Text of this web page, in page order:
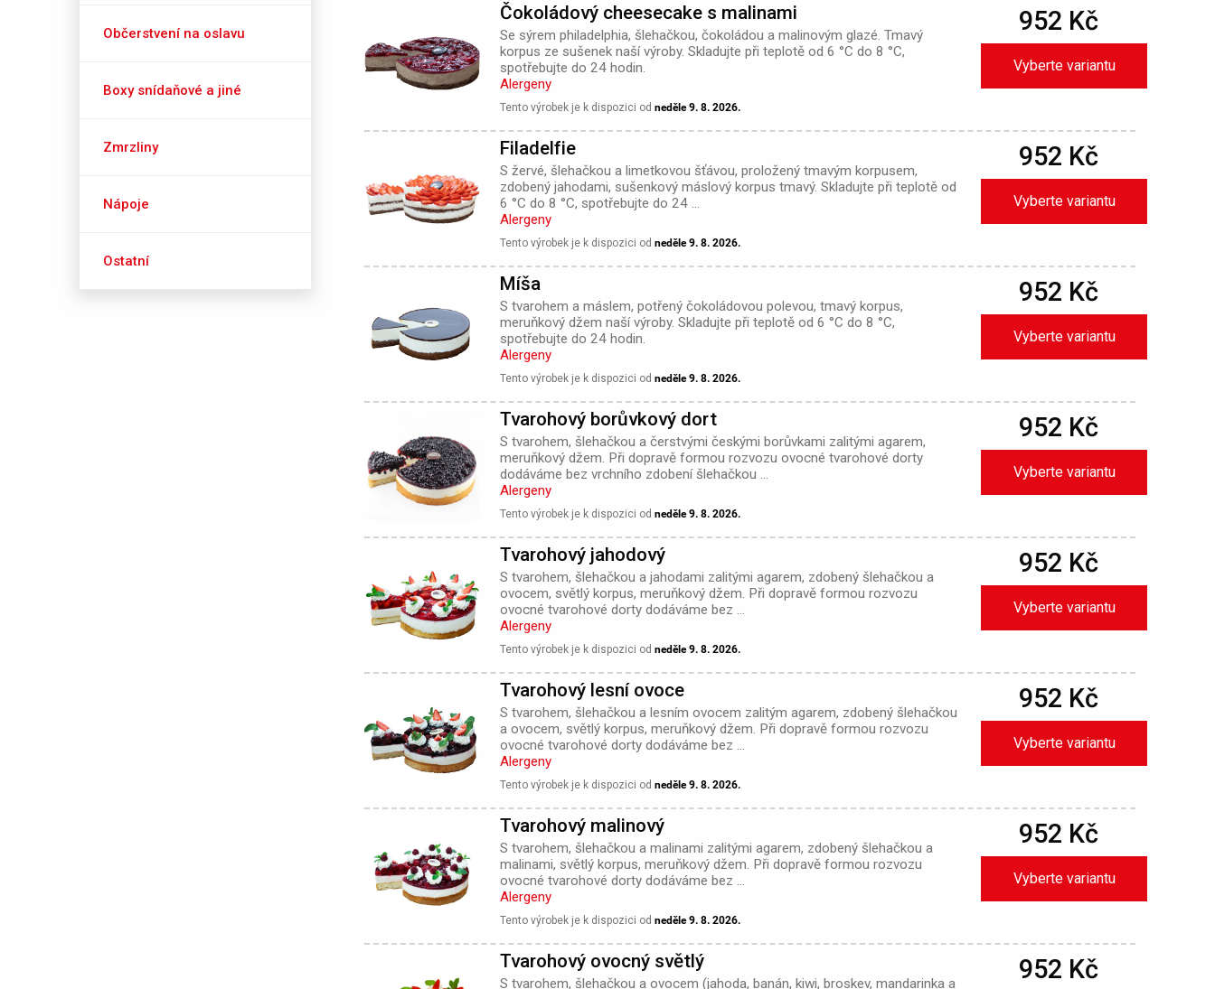
Občerstvení na oslavu
Boxy snídaňové a jiné
Zmrzliny
Nápoje
Ostatní
Čokoládový cheesecake s malinami
Se sýrem philadelphia, šlehačkou, čokoládou a malinovým glazé. Tmavý
korpus ze sušenek naší výroby. Skladujte při teplotě od 6 °C do 8 °C,
spotřebujte do 24 hodin.
Alergeny
Tento výrobek je k dispozici od neděle 9. 8. 2026.
952 Kč
Vyberte variantu
Filadelfie
S žervé, šlehačkou a limetkovou šťávou, proložený tmavým korpusem,
zdobený jahodami, sušenkový máslový korpus tmavý. Skladujte při teplotě od
6 °C do 8 °C, spotřebujte do 24 ...
Alergeny
Tento výrobek je k dispozici od neděle 9. 8. 2026.
952 Kč
Vyberte variantu
Míša
S tvarohem a máslem, potřený čokoládovou polevou, tmavý korpus,
meruňkový džem naší výroby. Skladujte při teplotě od 6 °C do 8 °C,
spotřebujte do 24 hodin.
Alergeny
Tento výrobek je k dispozici od neděle 9. 8. 2026.
952 Kč
Vyberte variantu
Tvarohový borůvkový dort
S tvarohem, šlehačkou a čerstvými českými borůvkami zalitými agarem,
meruňkový džem. Při dopravě formou rozvozu ovocné tvarohové dorty
dodáváme bez vrchního zdobení šlehačkou ...
Alergeny
Tento výrobek je k dispozici od neděle 9. 8. 2026.
952 Kč
Vyberte variantu
Tvarohový jahodový
S tvarohem, šlehačkou a jahodami zalitými agarem, zdobený šlehačkou a
ovocem, světlý korpus, meruňkový džem. Při dopravě formou rozvozu
ovocné tvarohové dorty dodáváme bez ...
Alergeny
Tento výrobek je k dispozici od neděle 9. 8. 2026.
952 Kč
Vyberte variantu
Tvarohový lesní ovoce
S tvarohem, šlehačkou a lesním ovocem zalitým agarem, zdobený šlehačkou
a ovocem, světlý korpus, meruňkový džem. Při dopravě formou rozvozu
ovocné tvarohové dorty dodáváme bez ...
Alergeny
Tento výrobek je k dispozici od neděle 9. 8. 2026.
952 Kč
Vyberte variantu
Tvarohový malinový
S tvarohem, šlehačkou a malinami zalitými agarem, zdobený šlehačkou a
malinami, světlý korpus, meruňkový džem. Při dopravě formou rozvozu
ovocné tvarohové dorty dodáváme bez ...
Alergeny
Tento výrobek je k dispozici od neděle 9. 8. 2026.
952 Kč
Vyberte variantu
Tvarohový ovocný světlý
S tvarohem, šlehačkou a ovocem (jahoda, banán, kiwi, broskev, mandarinka a 952 Kč